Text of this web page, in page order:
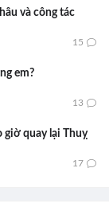
và công tác
15
em?
13
giờ quay lại Thuỵ
17